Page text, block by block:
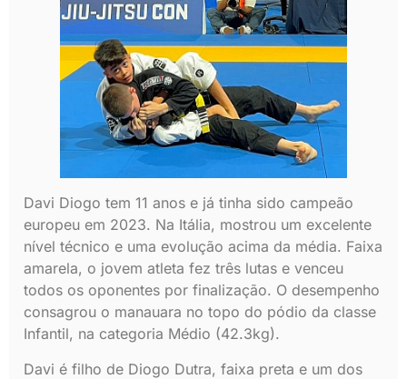
Davi Diogo tem 11 anos e já tinha sido campeão
europeu em 2023. Na Itália, mostrou um excelente
nível técnico e uma evolução acima da média. Faixa
amarela, o jovem atleta fez três lutas e venceu
todos os oponentes por finalização. O desempenho
consagrou o manauara no topo do pódio da classe
Infantil, na categoria Médio (42.3kg).
Davi é filho de Diogo Dutra, faixa preta e um dos